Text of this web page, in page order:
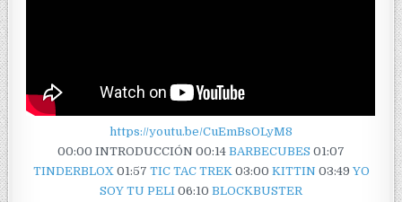
https://youtu.be/CuEmBsOLyM8
00:00 INTRODUCCIÓN 00:14 BARBECUBES 01:07
TINDERBLOX 01:57 TIC TAC TREK 03:00 KITTIN 03:49 YO
SOY TU PELI 06:10 BLOCKBUSTER